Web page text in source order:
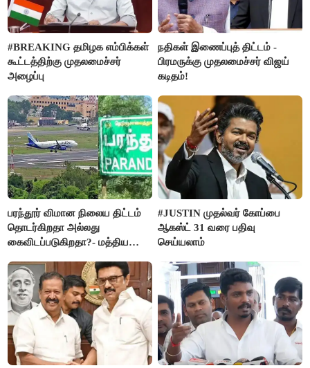
#BREAKING தமிழக எம்பிக்கள்
கூட்டத்திற்கு முதலமைச்சர்
அழைப்பு
நதிகள் இணைப்புத் திட்டம் -
பிரமருக்கு முதலமைச்சர் விஜய்
கடிதம்!
பரந்தூர் விமான நிலைய திட்டம்
தொடர்கிறதா அல்லது
கைவிடப்படுகிறதா?- மத்திய
#JUSTIN முதல்வர் கோப்பை
ஆகஸ்ட் 31 வரை பதிவு
செய்யலாம்